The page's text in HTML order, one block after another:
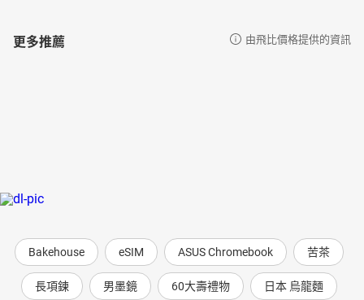
更多推薦 由飛比價格提供的資訊
Bakehouse eSIM ASUS Chromebook 苦茶
長項鍊 男墨鏡 60大壽禮物 日本 烏龍麵